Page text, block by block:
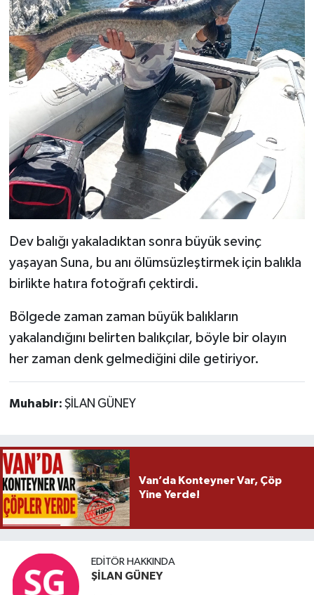
Dev balığı yakaladıktan sonra büyük sevinç
yaşayan Suna, bu anı ölümsüzleştirmek için balıkla
birlikte hatıra fotoğrafı çektirdi.
Bölgede zaman zaman büyük balıkların
yakalandığını belirten balıkçılar, böyle bir olayın
her zaman denk gelmediğini dile getiriyor.
Muhabir: ŞİLAN GÜNEY
Van’da Konteyner Var, Çöp
Yine Yerde!
EDITÖR HAKKINDA
ŞİLAN GÜNEY